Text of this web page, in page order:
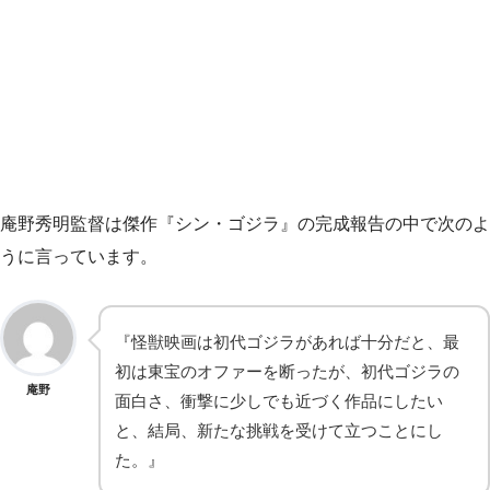
庵野秀明監督は傑作『シン・ゴジラ』の完成報告の中で次のよ
うに言っています。
庵野
『怪獣映画は初代ゴジラがあれば十分だと、最
初は東宝のオファーを断ったが、初代ゴジラの
面白さ、衝撃に少しでも近づく作品にしたい
と、結局、新たな挑戦を受けて立つことにし
た。』